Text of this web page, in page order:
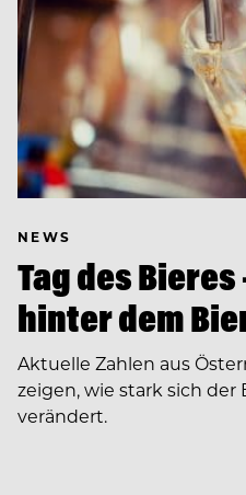
NEWS
Tag des Bieres
hinter dem
Aktuelle Zahlen aus
zeigen, wie stark sich
verändert.